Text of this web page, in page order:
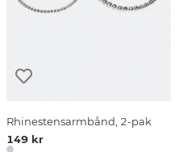
Rhinestensarmbånd, 2-pak
149 kr